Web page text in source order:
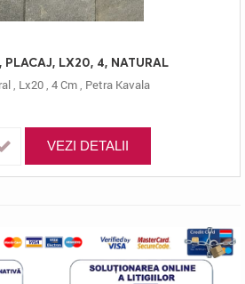
PLACAJ, LX20, 4, NATURAL
Lx20 4 Cm Petra Kavala
VEZI DETALII